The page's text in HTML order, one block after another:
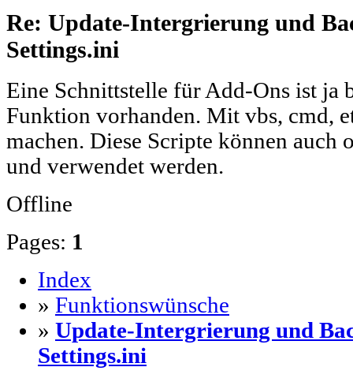
Re: Update-Intergrierung und
Settings.ini
Eine Schnittstelle für Add-Ons ist ja
Funktion vorhanden. Mit vbs, cmd,
machen. Diese Scripte können auch
und verwendet werden.
Offline
Pages: 1
Index
» Funktionswünsche
» Update-Intergrierung und
Settings.ini